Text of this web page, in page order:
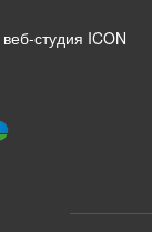
веб-студия ICON